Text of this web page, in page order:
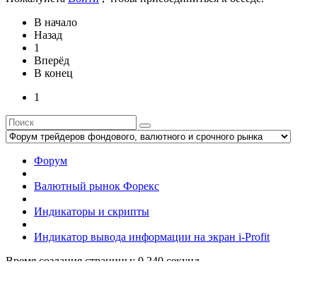
В начало
Назад
1
Вперёд
В конец
1
Форум
Валютный рынок Форекс
Индикаторы и скрипты
Индикатор вывода информации на экран i-Profit
Время создания страницы: 0.240 секунд